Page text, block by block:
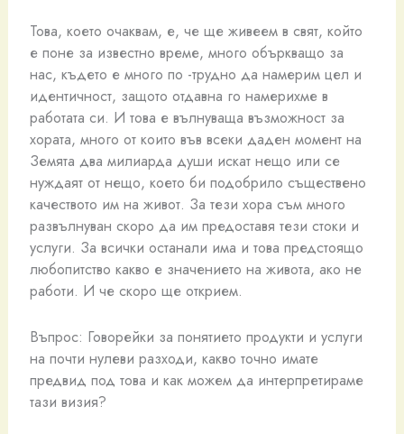
Това, което очаквам, е, че ще живеем в свят, който
е поне за известно време, много объркващо за
нас, където е много по -трудно да намерим цел и
идентичност, защото отдавна го намерихме в
работата си. И това е вълнуваща възможност за
хората, много от които във всеки даден момент на
Земята два милиарда души искат нещо или се
нуждаят от нещо, което би подобрило съществено
качеството им на живот. За тези хора съм много
развълнуван скоро да им предоставя тези стоки и
услуги. За всички останали има и това предстоящо
любопитство какво е значението на живота, ако не
работи. И че скоро ще открием.
Въпрос: Говорейки за понятието продукти и услуги
на почти нулеви разходи, какво точно имате
предвид под това и как можем да интерпретираме
тази визия?